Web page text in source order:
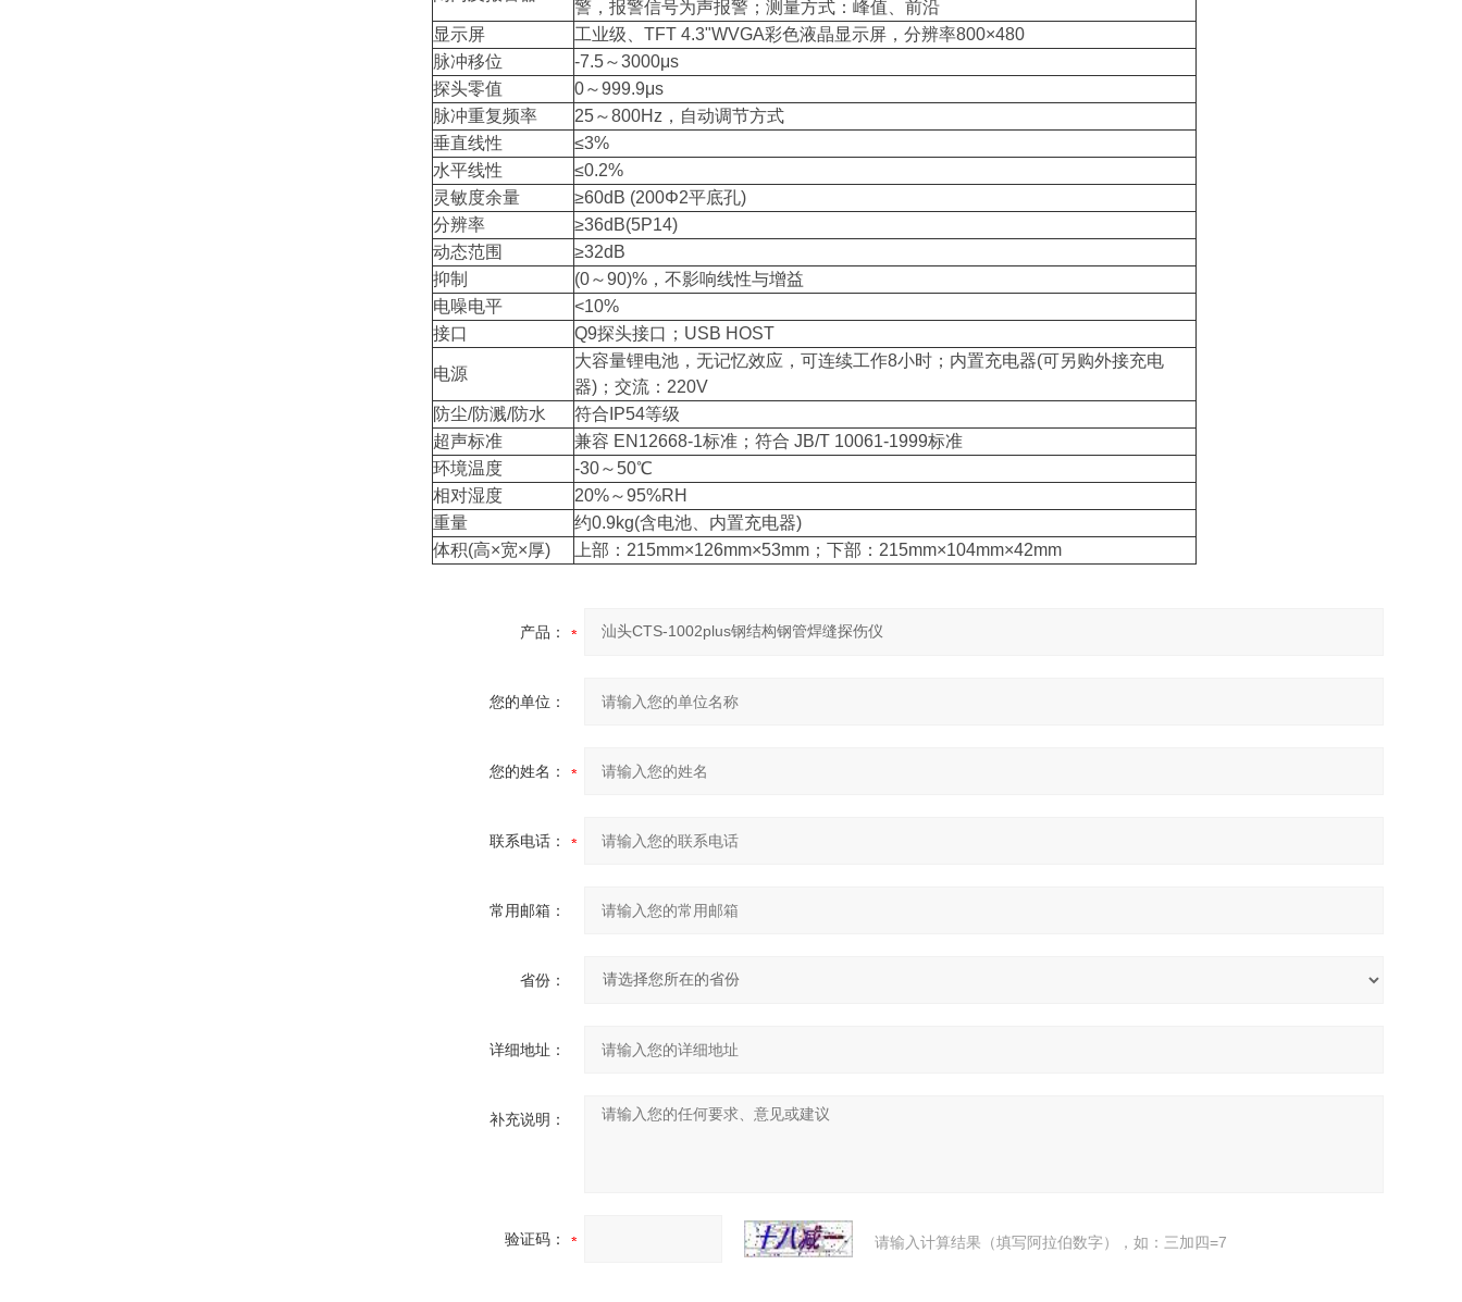
警，报警信号为声报警；测量方式：峰值、前沿
显示屏
工业级、TFT 4.3"WVGA彩色液晶显示屏，分辨率800×480
脉冲移位
-7.5～3000μs
探头零值
0～999.9μs
脉冲重复频率
25～800Hz，自动调节方式
垂直线性
≤3%
水平线性
≤0.2%
灵敏度余量
≥60dB (200Φ2平底孔)
分辨率
≥36dB(5P14)
动态范围
≥32dB
抑制
(0～90)%，不影响线性与增益
电噪电平
<10%
接口
Q9探头接口；USB HOST
电源
大容量锂电池，无记忆效应，可连续工作8小时；内置充电器(可另购外接充电
器)；交流：220V
防尘/防溅/防水
符合IP54等级
超声标准
兼容 EN12668-1标准；符合 JB/T 10061-1999标准
环境温度
-30～50℃
相对湿度
20%～95%RH
重量
约0.9kg(含电池、内置充电器)
体积(高×宽×厚)
上部：215mm×126mm×53mm；下部：215mm×104mm×42mm
产品：
您的单位：
您的姓名：
联系电话：
常用邮箱：
省份：
详细地址：
补充说明：
验证码： 请输入计算结果（填写阿拉伯数字），如：三加四=7